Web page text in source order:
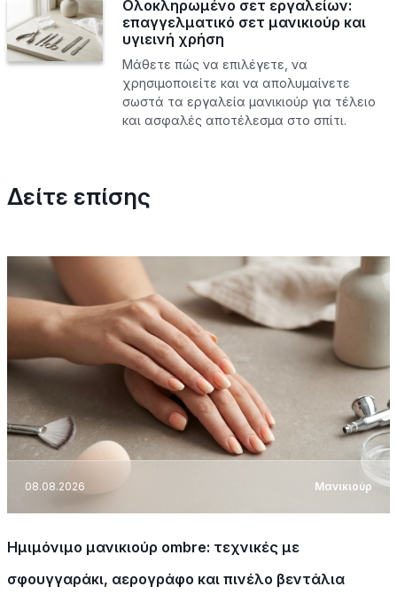
Ολοκληρωμένο σετ εργαλείων:
επαγγελματικό σετ μανικιούρ και
υγιεινή χρήση
Μάθετε πώς να επιλέγετε, να
χρησιμοποιείτε και να απολυμαίνετε
σωστά τα εργαλεία μανικιούρ για τέλειο
και ασφαλές αποτέλεσμα στο σπίτι.
Δείτε επίσης
08.08.2026 Μανικιούρ
Ημιμόνιμο μανικιούρ ombre: τεχνικές με
σφουγγαράκι, αερογράφο και πινέλο βεντάλια